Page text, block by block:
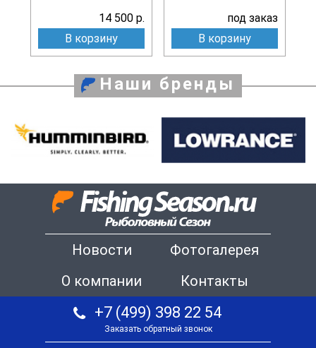
14 500 р.
В корзину
под заказ
В корзину
Наши бренды
Новости
Фотогалерея
О компании
Контакты
+7 (499) 398 22 54
Заказать обратный звонок